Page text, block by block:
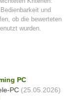
PC
PC(25.05.2026)